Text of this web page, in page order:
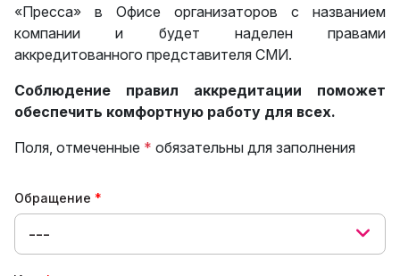
«Пресса» в Офисе организаторов с названием
компании и будет наделен правами
аккредитованного представителя СМИ.
Соблюдение правил аккредитации поможет
обеспечить комфортную работу для всех.
Поля, отмеченные * обязательны для заполнения
Обращение
---